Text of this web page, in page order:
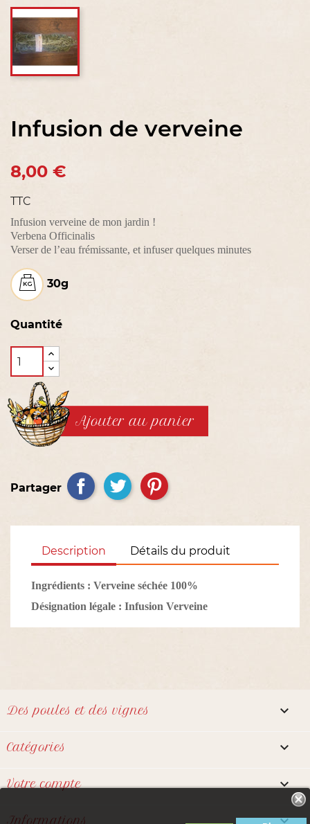
Infusion de verveine
8,00 €
TTC
Infusion verveine de mon jardin !
Verbena Officinalis
Verser de l’eau frémissante, et infuser quelques minutes
30g
Quantité
Ajouter au panier
Partager
Description Détails du produit
Ingrédients : Verveine séchée 100%
Désignation légale : Infusion Verveine
Des poules et des vignes 
Catégories 
Votre compte 
Informations